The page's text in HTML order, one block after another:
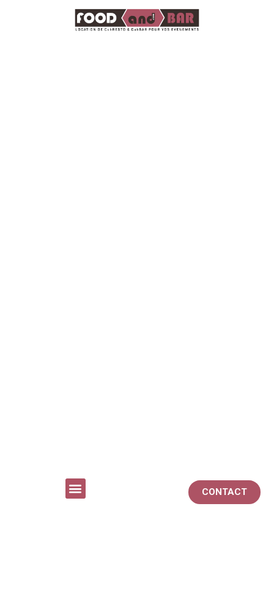
CONTACT